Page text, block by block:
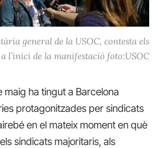
general de la USOC, contesta els
l’inici de la manifestació foto:‌USOC
maig ha tingut a Barcelona
protagonitzades per sindicats
en el mateix moment en què
sindicats majoritaris, als